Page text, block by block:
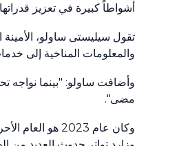
أشواطاً كبيرة في تعزيز
تقول سيليستى ساولو، الأمينة
والمعلومات المناخية إلى
وأضافت ساولو: "بينما نواجه
مضى".